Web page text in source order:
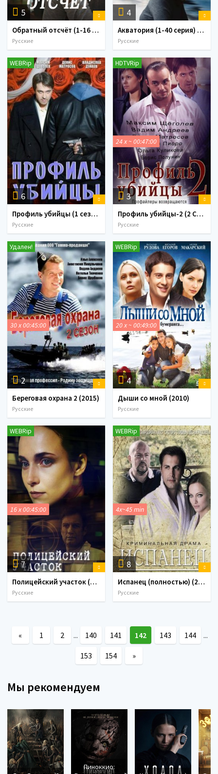
5
Обратный отсчёт (1-16 серия) (2018)
Русские
4
Акватория (1-40 серия) (2017)
Русские
6
WEBRip
Профиль убийцы (1 сезон) (1-16 серия) (2012)
Русские
3
HDTVRip
24 x ~ 00:47:00
Профиль убийцы-2 (2 Сезон) (1-24 серия) (2015)
Русские
2
Удален!
30 x 00:45:00
Береговая охрана 2 (2015)
Русские
4
WEBRip
20 x ~ 00:49:00
Дыши со мной (2010)
Русские
7
WEBRip
16 x 00:45:00
Полицейский участок (2015)
Русские
8
WEBRip
4x~45 min
Испанец (полностью) (2015)
Русские
« 1 2 ... 140 141 142 143 144 ...
153 154 »
Мы рекомендуем
Пиноккио: